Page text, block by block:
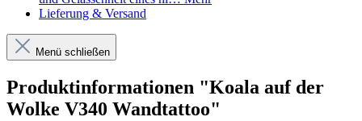
Lieferung & Versand
Menü schließen
Produktinformationen "Koala auf der
Wolke V340 Wandtattoo"